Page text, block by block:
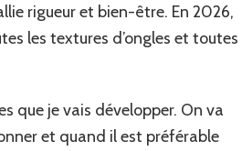
rigueur et bien-être. En 2026,
les textures d’ongles et toutes
que je vais développer. On va
et quand il est préférable